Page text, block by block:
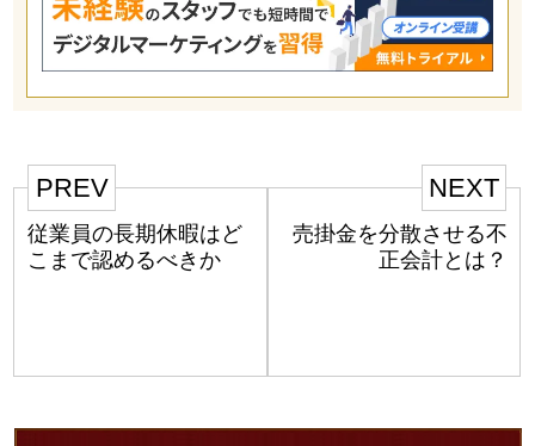
PREV
従業員の長期休暇はど
こまで認めるべきか
NEXT
売掛金を分散させる不
正会計とは？